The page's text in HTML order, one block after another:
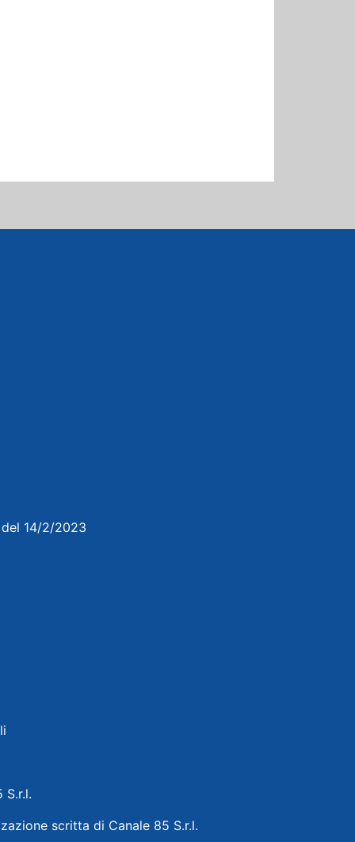
14/2/2023
scritta di Canale 85 S.r.l.